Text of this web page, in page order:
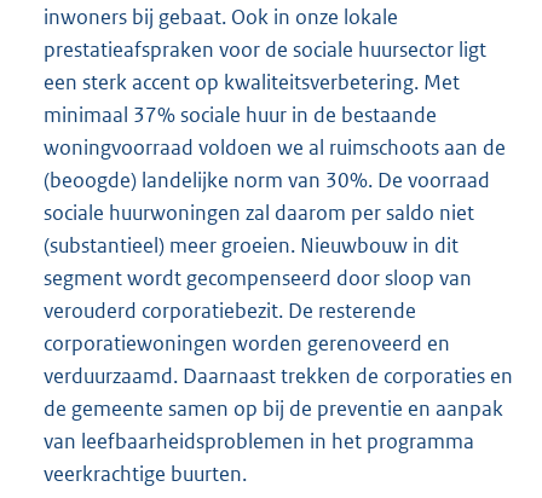
inwoners bij gebaat. Ook in onze lokale
prestatieafspraken voor de sociale huursector ligt
een sterk accent op kwaliteitsverbetering. Met
minimaal 37% sociale huur in de bestaande
woningvoorraad voldoen we al ruimschoots aan de
(beoogde) landelijke norm van 30%. De voorraad
sociale huurwoningen zal daarom per saldo niet
(substantieel) meer groeien. Nieuwbouw in dit
segment wordt gecompenseerd door sloop van
verouderd corporatiebezit. De resterende
corporatiewoningen worden gerenoveerd en
verduurzaamd. Daarnaast trekken de corporaties en
de gemeente samen op bij de preventie en aanpak
van leefbaarheidsproblemen in het programma
veerkrachtige buurten.